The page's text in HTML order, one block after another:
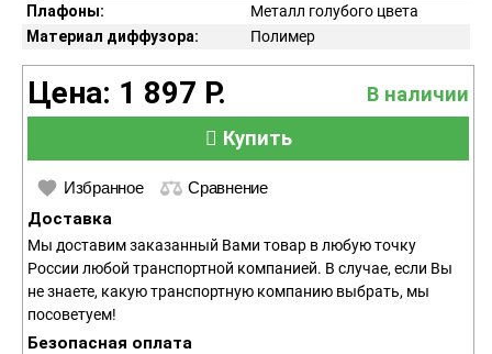
Плафоны:
Металл голубого цвета
Материал диффузора:
Полимер
Цена: 1 897 Р.
В наличии
Купить
Избранное Сравнение
Доставка
Мы доставим заказанный Вами товар в любую точку
России любой транспортной компанией. В случае, если Вы
не знаете, какую транспортную компанию выбрать, мы
посоветуем!
Безопасная оплата